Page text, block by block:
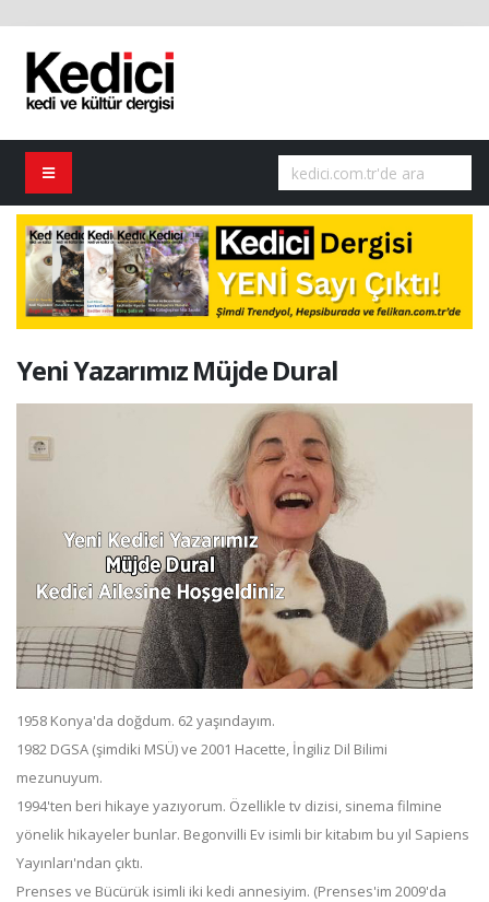
Yeni Yazarımız Müjde Dural
1958 Konya'da doğdum. 62 yaşındayım.
1982 DGSA (şimdiki MSÜ) ve 2001 Hacette, İngiliz Dil Bilimi
mezunuyum.
1994'ten beri hikaye yazıyorum. Özellikle tv dizisi, sinema filmine
yönelik hikayeler bunlar. Begonvilli Ev isimli bir kitabım bu yıl Sapiens
Yayınları'ndan çıktı.
Prenses ve Bücürük isimli iki kedi annesiyim. (Prenses'im 2009'da